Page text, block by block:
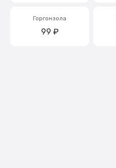
Горгонзола
99 ₽